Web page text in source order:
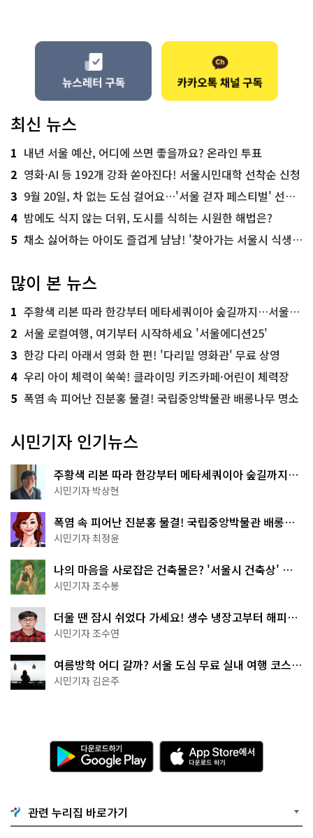
최신 뉴스
1 내년 서울 예산, 어디에 쓰면 좋을까요? 온라인 투표
2 영화·AI 등 192개 강좌 쏟아진다! 서울시민대학 선착순 신청
3 9월 20일, 차 없는 도심 걸어요…'서울 걷자 페스티벌' 선착순 5천명
4 밤에도 식지 않는 더위, 도시를 식히는 시원한 해법은?
5 채소 싫어하는 아이도 즐겁게 냠냠! '찾아가는 서울시 식생활 교육' 현장
많이 본 뉴스
1 주황색 리본 따라 한강부터 메타세쿼이아 숲길까지…서울둘레길 15코스
2 서울 로컬여행, 여기부터 시작하세요 '서울에디션25'
3 한강 다리 아래서 영화 한 편! '다리밑 영화관' 무료 상영
4 우리 아이 체력이 쑥쑥! 클라이밍 키즈카페·어린이 체력장
5 폭염 속 피어난 진분홍 물결! 국립중앙박물관 배롱나무 명소
시민기자 인기뉴스
주황색 리본 따라 한강부터 메타세쿼이아 숲길까지…
서울둘레길 15코스
시민기자 박상현
폭염 속 피어난 진분홍 물결! 국립중앙박물관 배롱나
무 명소
시민기자 최정윤
나의 마음을 사로잡은 건축물은? '서울시 건축상' 수
상작 공개!
시민기자 조수봉
더울 땐 잠시 쉬었다 가세요! 생수 냉장고부터 해피소
·무더위쉼터까지
시민기자 조수연
여름방학 어디 갈까? 서울 도심 무료 실내 여행 코스
추천
시민기자 김은주
다
운
로
기
G
o
A
p
p
e
관련 누리집 바로가기